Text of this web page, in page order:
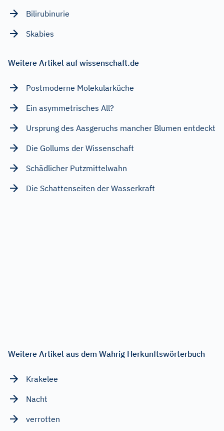
Bilirubinurie
Skabies
Weitere Artikel auf wissenschaft.de
Postmoderne Molekularküche
Ein asymmetrisches All?
Ursprung des Aasgeruchs mancher Blumen entdeckt
Die Gollums der Wissenschaft
Schädlicher Putzmittelwahn
Die Schattenseiten der Wasserkraft
Weitere Artikel aus dem Wahrig Herkunftswörterbuch
Krakelee
Nacht
verrotten